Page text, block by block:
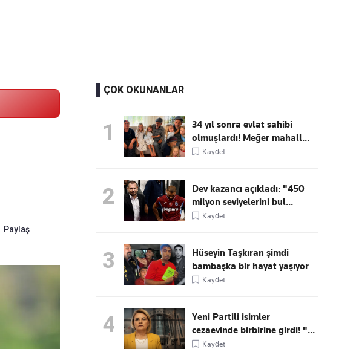
Paylaş
ÇOK OKUNANLAR
1
34 yıl sonra evlat sahibi
olmuşlardı! Meğer mahall...
Kaydet
2
Dev kazancı açıkladı: "450
milyon seviyelerini bul...
Kaydet
3
Hüseyin Taşkıran şimdi
bambaşka bir hayat yaşıyor
Kaydet
4
Yeni Partili isimler
cezaevinde birbirine girdi! "...
Kaydet